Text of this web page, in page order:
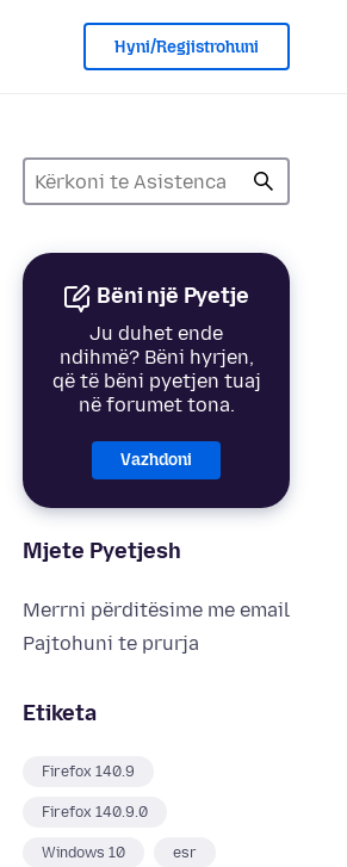
Hyni/Regjistrohuni
Bëni një Pyetje
Ju duhet ende
ndihmë? Bëni hyrjen,
që të bëni pyetjen tuaj
në forumet tona.
Vazhdoni
Mjete Pyetjesh
Merrni përditësime me email
Pajtohuni te prurja
Etiketa
Firefox 140.9
Firefox 140.9.0
Windows 10 esr